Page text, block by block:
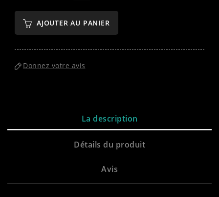
AJOUTER AU PANIER
Donnez votre avis
La description
Détails du produit
Avis